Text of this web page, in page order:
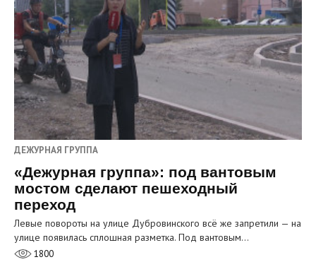
ДЕЖУРНАЯ ГРУППА
«Дежурная группа»: под вантовым
мостом сделают пешеходный
переход
Левые повороты на улице Дубровинского всё же запретили — на
улице появилась сплошная разметка. Под вантовым…
1800